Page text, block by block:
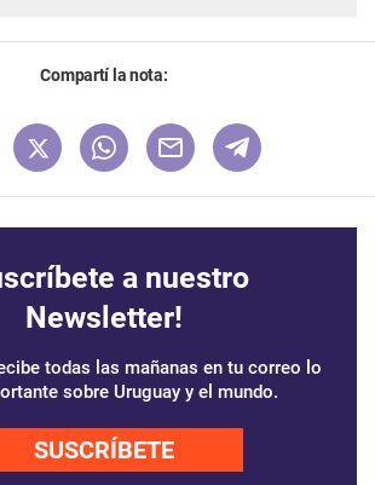
Compartí la nota:
a nuestro
Newsletter!
todas las mañanas en tu correo lo
sobre Uruguay y el mundo.
SUSCRÍBETE